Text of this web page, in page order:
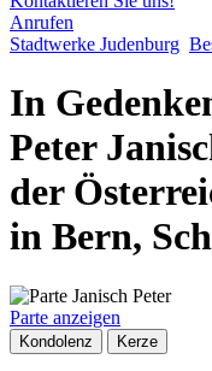
Anrufen
Stadtwerke Judenburg
In
Peter
der
in Bern,
Parte anzeigen
Kondolenz Kerze